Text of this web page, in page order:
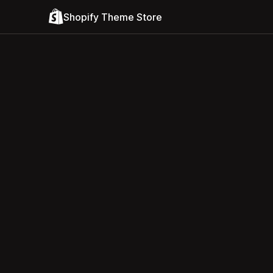
Shopify Theme Store